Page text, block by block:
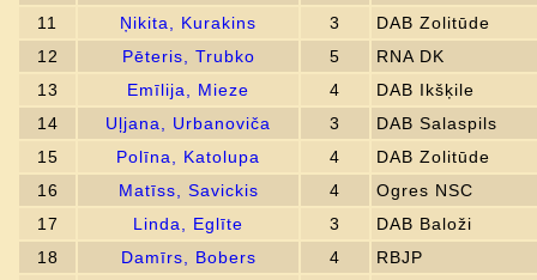
11
Ņikita, Kurakins 3
DAB Zolitūde
12
Pēteris, Trubko 5
RNA DK
13
Emīlija, Mieze 4
DAB Ikšķile
14
Uļjana, Urbanoviča 3
DAB Salaspils
15
Polīna, Katolupa 4
DAB Zolitūde
16
Matīss, Savickis 4
Ogres NSC
17
Linda, Eglīte 3
DAB Baloži
18
Damīrs, Bobers 4
RBJP